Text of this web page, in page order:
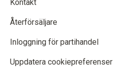
Kontakt
Återförsäljare
Inloggning för partihandel
Uppdatera cookiepreferenser